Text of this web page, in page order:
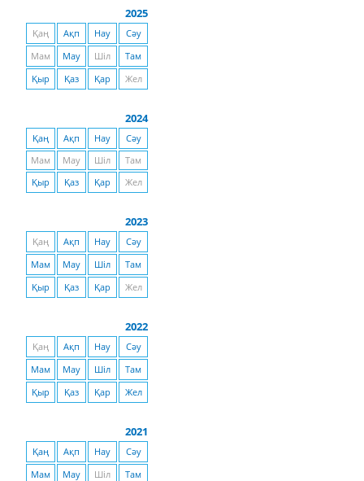
2025
Қаң Ақп Нау
Сәу
Мам
Мау Шіл
Там
Қыр
Қаз Қар Жел
2024
Қаң Ақп Нау
Сәу
Мам
Мау Шіл
Там
Қыр
Қаз Қар Жел
2023
Қаң Ақп Нау
Сәу
Мам
Мау Шіл
Там
Қыр
Қаз Қар Жел
2022
Қаң Ақп Нау
Сәу
Мам
Мау Шіл
Там
Қыр
Қаз Қар Жел
2021
Қаң Ақп Нау
Сәу
Мам
Мау Шіл
Там